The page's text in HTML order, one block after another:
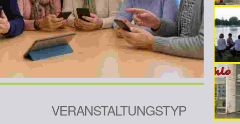
VERANSTALTUNGSTYP